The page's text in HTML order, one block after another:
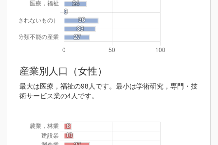
産業別人口（女性）
最大は医療，福祉の98人です。最小は学術研究，専門・技
術サービス業の4人です。